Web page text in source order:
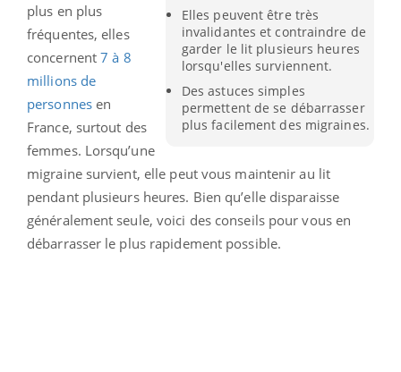
Elles peuvent être très
invalidantes et contraindre de
garder le lit plusieurs heures
lorsqu'elles surviennent.
Des astuces simples
permettent de se débarrasser
plus facilement des migraines.
plus en plus
fréquentes, elles
concernent7 à 8
millions de
personnesen
France, surtout des
femmes. Lorsqu’une
migraine survient, elle peut vous maintenir au lit
pendant plusieurs heures. Bien qu’elle disparaisse
généralement seule, voici des conseils pour vous en
débarrasser le plus rapidement possible.